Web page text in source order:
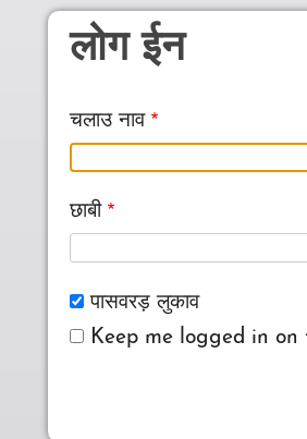
Skip to main content
लोग ईन
चलाउ नाव
छाबी
पासवरड़ लुकाव
Keep me logged in on